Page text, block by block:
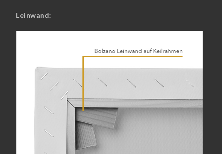
Leinwand: